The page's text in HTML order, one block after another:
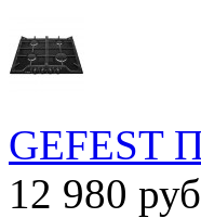
GEFEST
12 980